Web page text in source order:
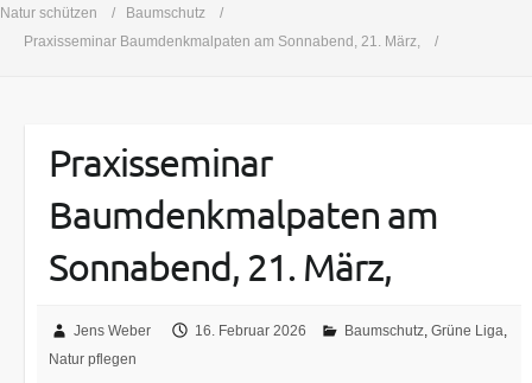
Natur schützen
Baumschutz
Praxisseminar Baumdenkmalpaten am Sonnabend, 21. März,
Praxisseminar
Baumdenkmalpaten am
Sonnabend, 21. März,
Jens Weber 16. Februar 2026 Baumschutz,Grüne Liga,
Natur pflegen